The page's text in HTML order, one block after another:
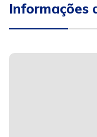
Informações